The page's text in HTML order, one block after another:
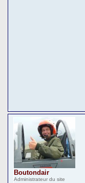
Boutondair
Administrateur du site